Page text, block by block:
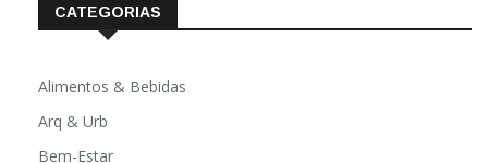
CATEGORIAS
Alimentos & Bebidas
Arq & Urb
Bem-Estar